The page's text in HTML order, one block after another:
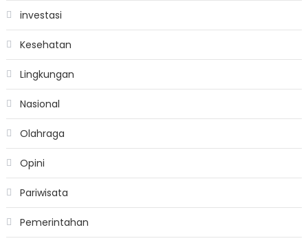
investasi
Kesehatan
Lingkungan
Nasional
Olahraga
Opini
Pariwisata
Pemerintahan